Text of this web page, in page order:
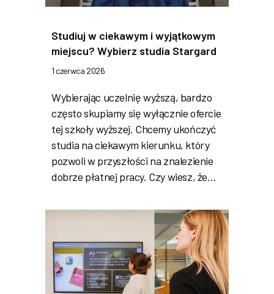
Studiuj w ciekawym i wyjątkowym
miejscu? Wybierz studia Stargard
1 czerwca 2026
Wybierając uczelnię wyższą, bardzo
często skupiamy się wyłącznie ofercie
tej szkoły wyższej. Chcemy ukończyć
studia na ciekawym kierunku, który
pozwoli w przyszłości na znalezienie
dobrze płatnej pracy. Czy wiesz, że…